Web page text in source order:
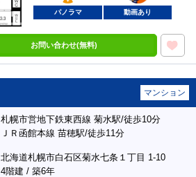
パノラマ 動画あり
お問い合わせ(無料)
マンション
札幌市営地下鉄東西線 菊水駅/徒歩10分
ＪＲ函館本線 苗穂駅/徒歩11分
北海道札幌市白石区菊水七条１丁目 1-10
4階建 / 築6年